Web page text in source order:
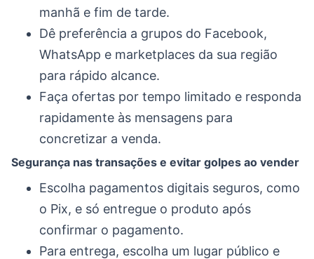
manhã e fim de tarde.
Dê preferência a grupos do Facebook,
WhatsApp e marketplaces da sua região
para rápido alcance.
Faça ofertas por tempo limitado e responda
rapidamente às mensagens para
concretizar a venda.
Segurança nas transações e evitar golpes ao vender
Escolha pagamentos digitais seguros, como
o Pix, e só entregue o produto após
confirmar o pagamento.
Para entrega, escolha um lugar público e